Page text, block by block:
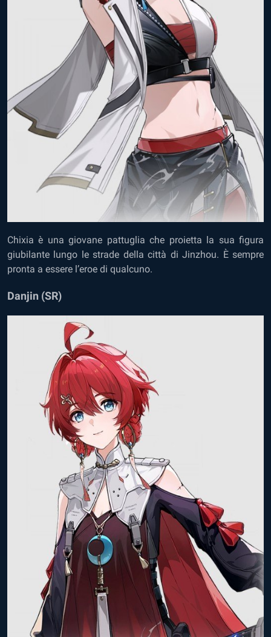
Chixia è una giovane pattuglia che proietta la sua figura
giubilante lungo le strade della città di Jinzhou. È sempre
pronta a essere l’eroe di qualcuno.
Danjin (SR)